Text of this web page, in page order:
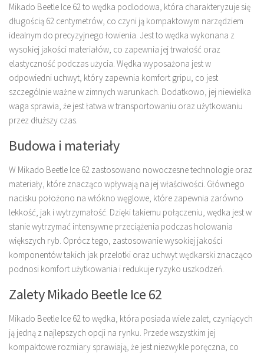
Mikado Beetle Ice 62 to wędka podlodowa, która charakteryzuje się
długością 62 centymetrów, co czyni ją kompaktowym narzędziem
idealnym do precyzyjnego łowienia. Jest to wędka wykonana z
wysokiej jakości materiałów, co zapewnia jej trwałość oraz
elastyczność podczas użycia. Wędka wyposażona jest w
odpowiedni uchwyt, który zapewnia komfort gripu, co jest
szczególnie ważne w zimnych warunkach. Dodatkowo, jej niewielka
waga sprawia, że jest łatwa w transportowaniu oraz użytkowaniu
przez dłuższy czas.
Budowa i materiały
W Mikado Beetle Ice 62 zastosowano nowoczesne technologie oraz
materiały, które znacząco wpływają na jej właściwości. Głównego
nacisku położono na włókno węglowe, które zapewnia zarówno
lekkość, jak i wytrzymałość. Dzięki takiemu połączeniu, wędka jest w
stanie wytrzymać intensywne przeciążenia podczas holowania
większych ryb. Oprócz tego, zastosowanie wysokiej jakości
komponentów takich jak przelotki oraz uchwyt wędkarski znacząco
podnosi komfort użytkowania i redukuje ryzyko uszkodzeń.
Zalety Mikado Beetle Ice 62
Mikado Beetle Ice 62 to wędka, która posiada wiele zalet, czyniących
ją jedną z najlepszych opcji na rynku. Przede wszystkim jej
kompaktowe rozmiary sprawiają, że jest niezwykle poręczna, co